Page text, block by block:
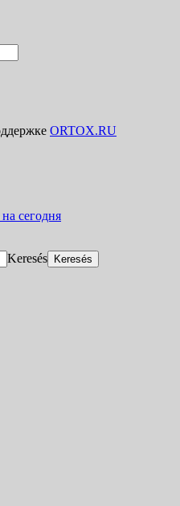
ORTOX.RU
сегодня
Keresés